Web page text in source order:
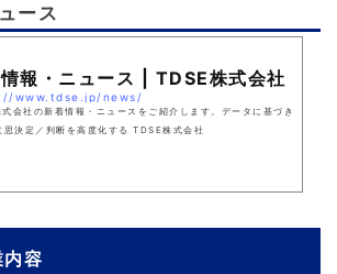
ース
報・ニュース | TDSE株式会社
www.tdse.jp/news/
会社の新着情報・ニュースをご紹介します。データに基づき
思決定／判断を高度化する TDSE株式会社
容